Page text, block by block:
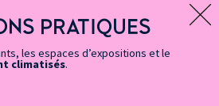
PRATIQUES
les espaces d’expositions et le
climatisés.